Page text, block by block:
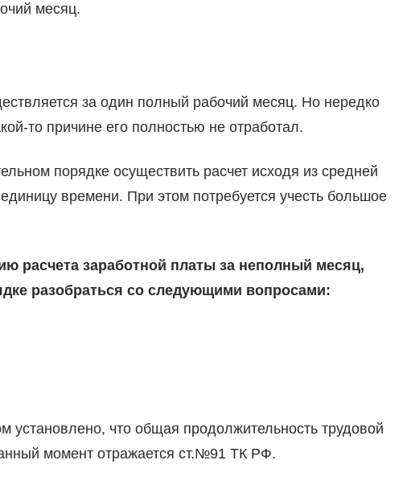
месяц.
за один полный рабочий месяц. Но нередко
то причине его полностью не отработал.
порядке осуществить расчет исходя из средней
времени. При этом потребуется учесть большое
расчета заработной платы за неполный месяц,
разобраться со следующими вопросами:
установлено, что общая продолжительность трудовой
момент отражается ст.№91 ТК РФ.